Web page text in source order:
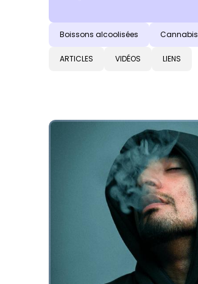
Sujets spécifiques
Boissons alcoolisées Cannabis
Types de contenus
ARTICLES VIDÉOS LIENS